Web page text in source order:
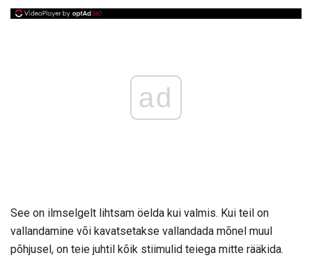
ad
See on ilmselgelt lihtsam öelda kui valmis. Kui teil on
vallandamine või kavatsetakse vallandada mõnel muul
põhjusel, on teie juhtil kõik stiimulid teiega mitte rääkida.